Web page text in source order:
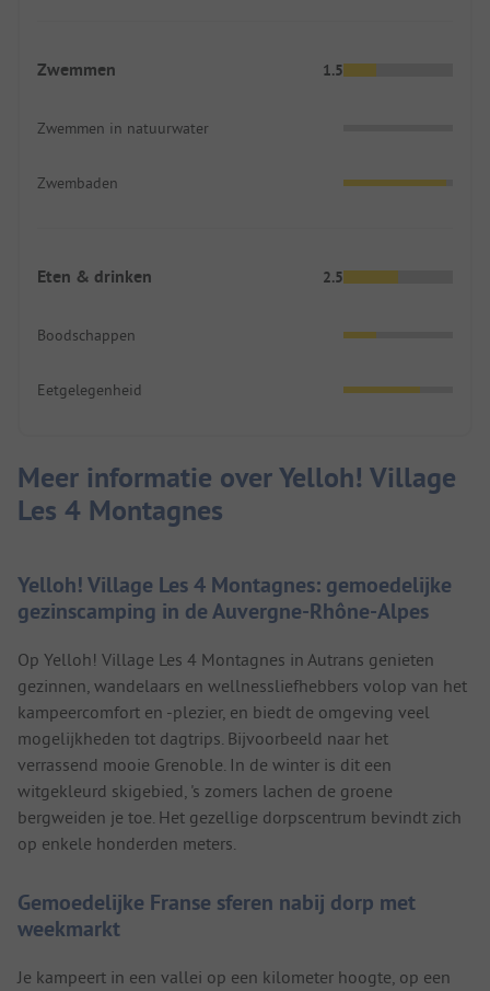
Zwemmen 1.5
Zwemmen in natuurwater
Zwembaden
Eten & drinken 2.5
Boodschappen
Eetgelegenheid
Meer informatie over Yelloh! Village
Les 4 Montagnes
Yelloh! Village Les 4 Montagnes: gemoedelijke
gezinscamping in de Auvergne-Rhône-Alpes
Op Yelloh! Village Les 4 Montagnes in Autrans genieten
gezinnen, wandelaars en wellnessliefhebbers volop van het
kampeercomfort en -plezier, en biedt de omgeving veel
mogelijkheden tot dagtrips. Bijvoorbeeld naar het
verrassend mooie Grenoble. In de winter is dit een
witgekleurd skigebied, 's zomers lachen de groene
bergweiden je toe. Het gezellige dorpscentrum bevindt zich
op enkele honderden meters.
Gemoedelijke Franse sferen nabij dorp met
weekmarkt
Je kampeert in een vallei op een kilometer hoogte, op een